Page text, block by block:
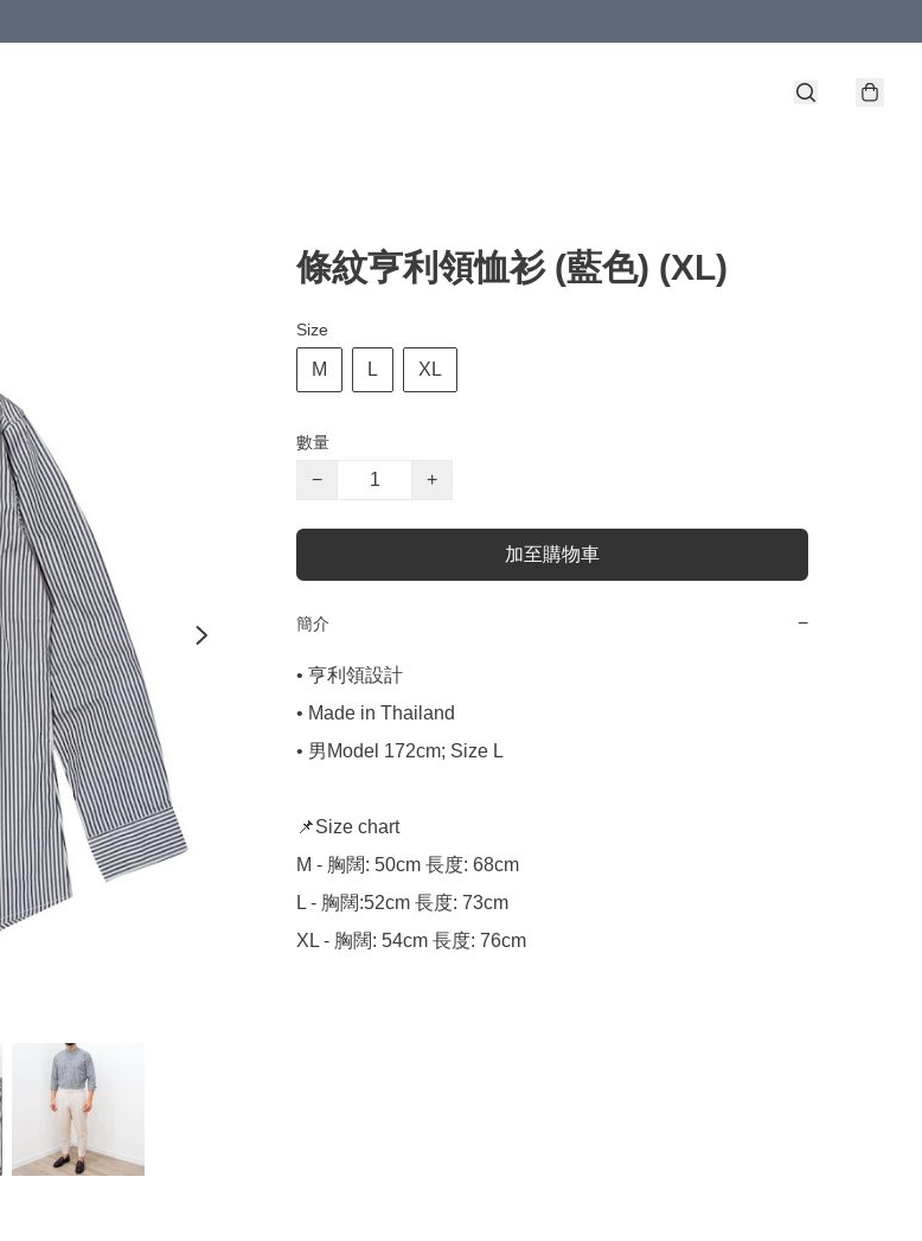
條紋亨利領恤衫 (藍色) (XL)
Size
M L XL
數量
− +
加至購物車
簡介 −
• 亨利領設計
• Made in Thailand
• 男Model 172cm; Size L
📌Size chart
M - 胸闊: 50cm 長度: 68cm
L - 胸闊:52cm 長度: 73cm
XL - 胸闊: 54cm 長度: 76cm